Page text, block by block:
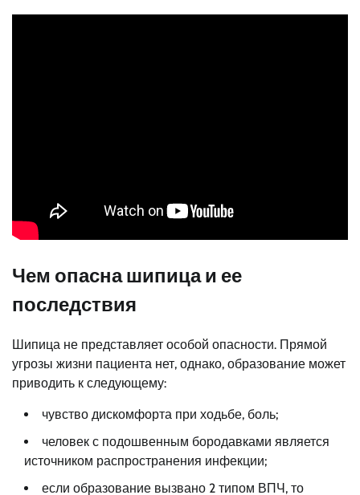
Чем опасна шипица и ее
последствия
Шипица не представляет особой опасности. Прямой
угрозы жизни пациента нет, однако, образование может
приводить к следующему:
чувство дискомфорта при ходьбе, боль;
человек с подошвенным бородавками является
источником распространения инфекции;
если образование вызвано 2 типом ВПЧ, то